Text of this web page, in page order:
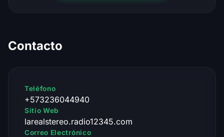
Contacto
Teléfono
+573236044940
Sitio Web
larealstereo.radio12345.com
Correo Electrónico